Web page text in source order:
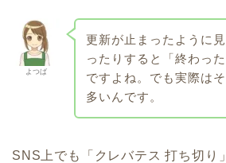
よつば
更新が止まったように
ったりすると「終わっ
ですよね。でも実際は
多いんです。
SNS上でも「クレバテス 打ち切り